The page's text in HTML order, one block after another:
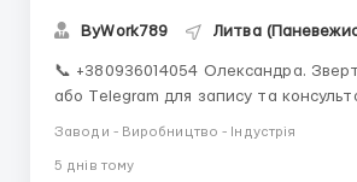
ByWork789 Литва
📞 +380936014054 Олександра.
або Telegram для запису та
Працівник виробництва AQ Wiring 📍
EUR нетто базово Після 3 міс. іспит → до 1100 EUR
Заводи - Виробництво - Індустрія
5 днiв тому